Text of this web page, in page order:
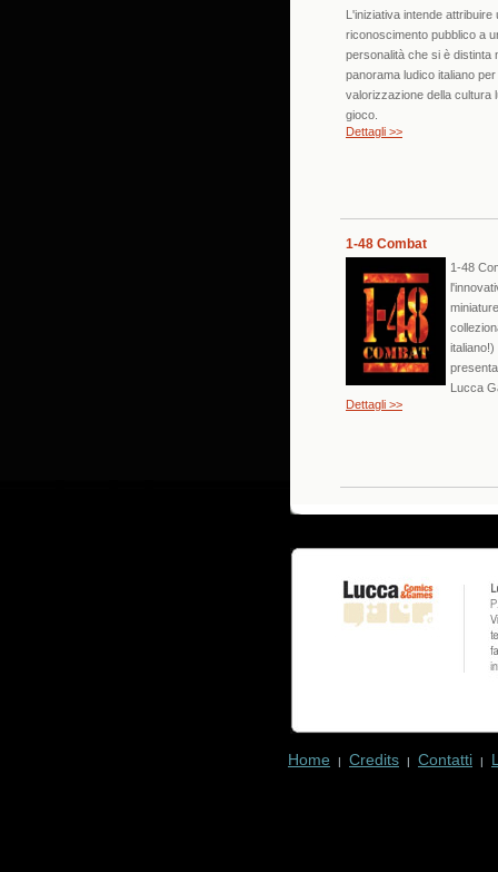
L'iniziativa intende attribuire
riconoscimento pubblico a
personalità che si è distinta
panorama ludico italiano per
valorizzazione della cultura
gioco.
Dettagli >>
1-48 Combat
1-48
miniature
Lucca
Dettagli >>
Home | Credits | Contatti |